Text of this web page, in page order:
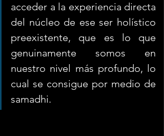
acceder a la experiencia directa
del núcleo de ese ser holístico
preexistente, que es lo que
genuinamente somos en
nuestro nivel más profundo, lo
cual se consigue por medio de
samadhi.